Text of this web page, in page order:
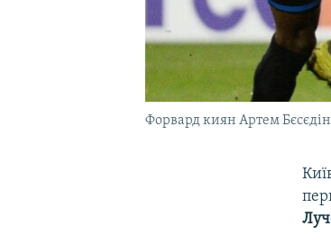
Форвард киян Артем Бєсєдін